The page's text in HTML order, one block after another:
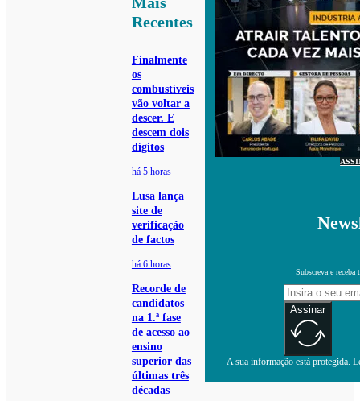
Recentes
Finalmente
os
combustíveis
vão voltar a
descer. E
descem dois
dígitos
há 5 horas
Lusa lança
site de
verificação
de factos
há 6 horas
Recorde de
candidatos
na 1.ª fase
de acesso ao
ensino
superior das
últimas três
décadas
Subscreva e receba
Assinar
A sua informação está protegida.